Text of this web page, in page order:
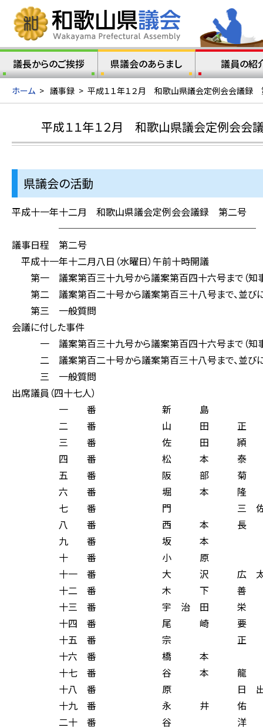
議長からのご挨拶 県議会のあらまし 議員の紹
ホーム > 議事録 > 平成１１年１２月 和歌山県議会定例会会議録
平成１１年１２月 和歌山県議会定例会会
県議会の活動
平成十一年十二月 和歌山県議会定例会会議録 第二号
─────────────────────
議事日程 第二号
平成十一年十二月八日（水曜日）午前十時開議
第一 議案第百三十九号から議案第百四十六号まで（知事
第二 議案第百二十号から議案第百三十八号まで、並びに
第三 一般質問
会議に付した事件
一 議案第百三十九号から議案第百四十六号まで（知事
二 議案第百二十号から議案第百三十八号まで、並びに
三 一般質問
出席議員（四十七人）
一 番 新 島
二 番 山 田 正
三 番 佐 田 頴
四 番 松 本 泰
五 番 阪 部 菊
六 番 堀 本 隆
七 番 門 三 佐
八 番 西 本 長
九 番 坂 本
十 番 小 原
十一 番 大 沢 広 太
十二 番 木 下 善
十三 番 宇 治 田 栄
十四 番 尾 崎 要
十五 番 宗 正
十六 番 橋 本
十七 番 谷 本 龍
十八 番 原 日 出
十九 番 永 井 佑
二十 番 谷 洋